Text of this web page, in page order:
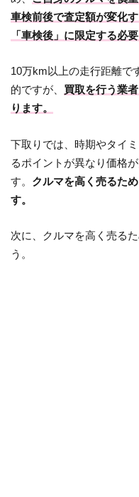
車検前後で査定額が変化
「車検後」に限定する必
10万km以上の走行距離で
的ですが、 買取を行う業
ります。
下取りでは、時期やタイ
るポイントが異なり価格
す。 クルマを高く売るた
す。
次に、クルマを高く売る
う。